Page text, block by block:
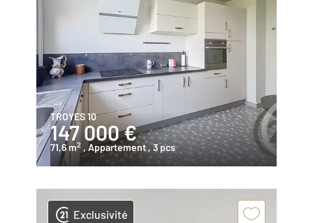
TROYES 10
147 000 €
71,6 m2 , Appartement, 3 pcs
Exclusivité